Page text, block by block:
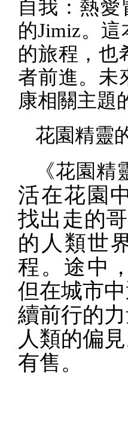
自我：熱愛
的Jimiz。這
的旅程，也
者前進。未
康相關主題
花園精靈
《花園精
活在花園
找出走的
的人類世
程。途中，
但在城市
續前行的
人類的偏
有售。